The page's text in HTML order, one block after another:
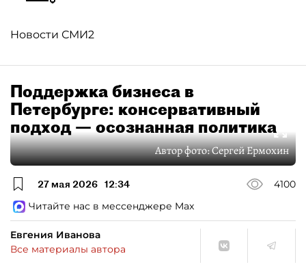
Новости СМИ2
Поддержка бизнеса в
Петербурге: консервативный
подход — осознанная политика
Автор фото:Сергей Ермохин
27 мая 2026 12:34
4100
Читайте нас в мессенджере Max
Евгения Иванова
Все материалы автора